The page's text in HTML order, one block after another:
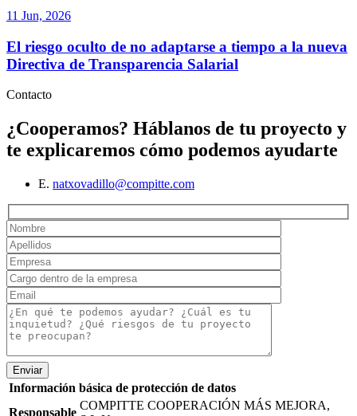
11 Jun, 2026
El riesgo oculto de no adaptarse a tiempo a la nueva
Directiva de Transparencia Salarial
Contacto
¿Cooperamos? Háblanos de tu proyecto y
te explicaremos cómo podemos ayudarte
E. natxovadillo@compitte.com
Enviar
Información básica de protección de datos
Responsable
COMPITTE COOPERACIÓN MÁS MEJORA,